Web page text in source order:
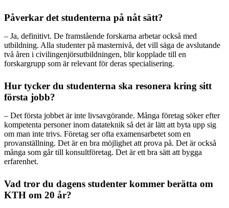
Påverkar det studenterna på nåt sätt?
– Ja, definitivt. De framstående forskarna arbetar också med
utbildning. Alla studenter på masternivå, det vill säga de avslutande
två åren i civilingenjörsutbildningen, blir kopplade till en
forskargrupp som är relevant för deras specialisering.
Hur tycker du studenterna ska resonera kring sitt
första jobb?
– Det första jobbet är inte livsavgörande. Många företag söker efter
kompetenta personer inom datateknik så det är lätt att byta upp sig
om man inte trivs. Företag ser ofta examensarbetet som en
provanställning. Det är en bra möjlighet att prova på. Det är också
många som går till konsultföretag. Det är ett bra sätt att bygga
erfarenhet.
Vad tror du dagens studenter kommer berätta om
KTH om 20 år?